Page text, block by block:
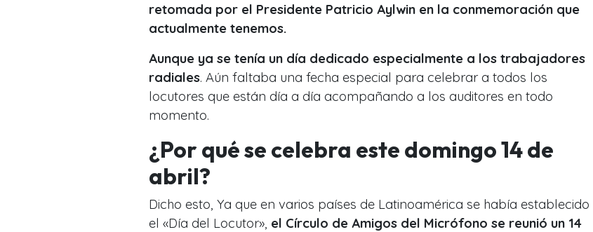
retomada por el Presidente Patricio Aylwin en la conmemoración que
actualmente tenemos.
Aunque ya se tenía un día dedicado especialmente a los trabajadores
radiales. Aún faltaba una fecha especial para celebrar a todos los
locutores que están día a día acompañando a los auditores en todo
momento.
¿Por qué se celebra este domingo 14 de
abril?
Dicho esto, Ya que en varios países de Latinoamérica se había establecido
el «Día del Locutor», el Círculo de Amigos del Micrófono se reunió un 14